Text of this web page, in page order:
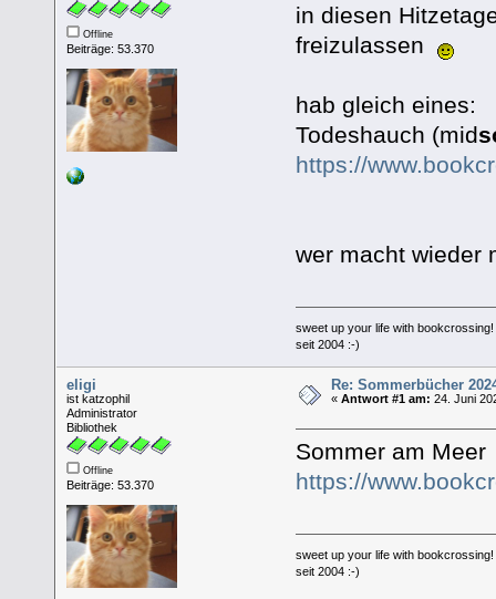
Offline
Beiträge: 53.370
in diesen
freizulassen
hab gleich eines:
Todeshauch (mid
https://
wer macht wieder
sweet up your life with bookcrossing!
seit 2004 :-)
eligi
ist katzophil
Administrator
Bibliothek
Offline
Beiträge: 53.370
Re: Sommerbücher
«Antwort #1 am: 24. Juni
Sommer am Meer
https://
sweet up your life with bookcrossing!
seit 2004 :-)